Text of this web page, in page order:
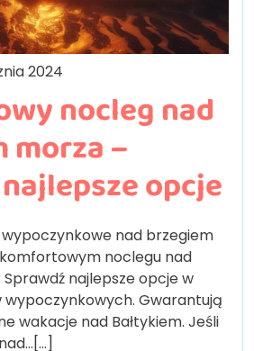
2024
nocleg nad
morza –
opcje
nad brzegiem
noclegu nad
najlepsze opcje w
Gwarantują
wakacje nad Bałtykiem. Jeśli